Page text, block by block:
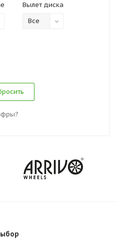
Вылет диска
Все